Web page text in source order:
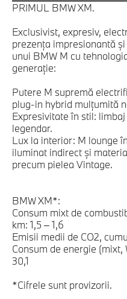
PRIMUL BMW XM.
Exclusivist, expresiv,
prezenţa impresionantă
unui BMW M cu
generaţie:
Putere M supremă
plug-in hybrid mulţumită
Expresivitate în stil:
legendar.
Lux la interior: M lounge
iluminat indirect şi
precum pielea Vintage.
BMW XM*:
Consum mixt de
km: 1,5 – 1,6
Emisii medii de CO2,
Consum de energie
30,1
*Cifrele sunt provizorii.